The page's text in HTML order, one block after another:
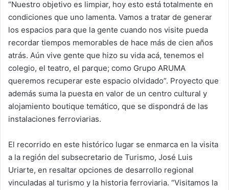
“Nuestro objetivo es limpiar, hoy esto está totalmente en
condiciones que uno lamenta. Vamos a tratar de generar
los espacios para que la gente cuando nos visite pueda
recordar tiempos memorables de hace más de cien años
atrás. Aún vive gente que hizo su vida acá, tenemos el
colegio, el teatro, el parque; como Grupo ARUMA
queremos recuperar este espacio olvidado”. Proyecto que
además suma la puesta en valor de un centro cultural y
alojamiento boutique temático, que se dispondrá de las
instalaciones ferroviarias.
El recorrido en este histórico lugar se enmarca en la visita
a la región del subsecretario de Turismo, José Luis
Uriarte, en resaltar opciones de desarrollo regional
vinculadas al turismo y la historia ferroviaria. “Visitamos la